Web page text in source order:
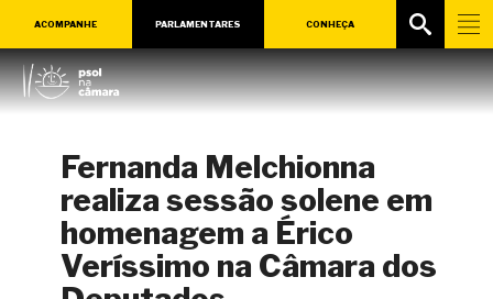
ACOMPANHE PARLAMENTARES CONHEÇA
Fernanda Melchionna
realiza sessão solene em
homenagem a Érico
Veríssimo na Câmara dos